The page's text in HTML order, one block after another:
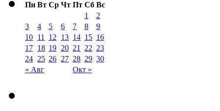
Пн Вт Ср Чт Пт Сб Вс
« Авг Окт »
1
2
3
4 5 6 7 8
9
10 11 12 13 14 15 16
17 18 19 20 21 22 23
24 25 26 27 28 29 30